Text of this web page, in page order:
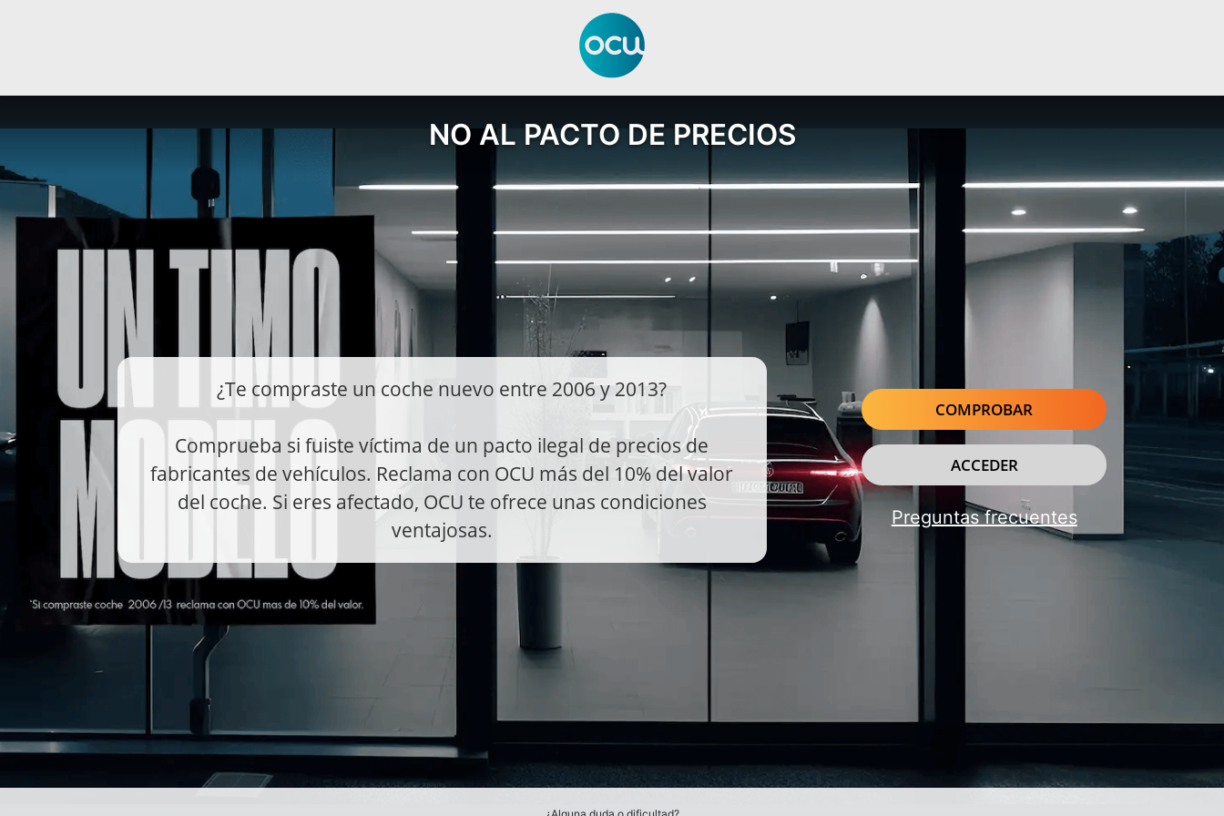
NO AL PACTO DE PRECIOS
¿Te compraste un coche nuevo entre 2006 y 2013?
Comprueba si fuiste víctima de un pacto ilegal de precios de
fabricantes de vehículos. Reclama con OCU más del 10% del valor
del coche. Si eres afectado, OCU te ofrece unas condiciones
ventajosas.
COMPROBAR
ACCEDER
Preguntas frecuentes